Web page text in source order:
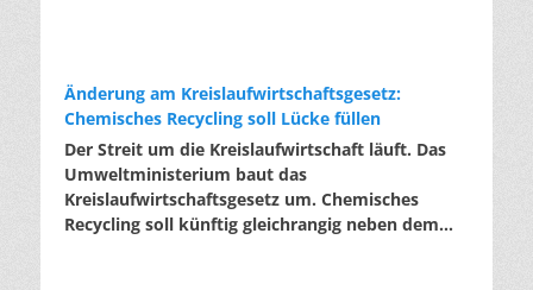
die Verfahren laufen heute deutlich schneller. Die
Halbjahresbilanz der Branche bestätigt dieses
Muster: So viele Windräder wie nie zuvor wurden
genehmigt, doch im ersten Halbjahr gingen
netto nur rund zwei Gigawatt ans Netz. Der
Bestand liegt damit bei etwa 70 Gigawatt. Das
gesetzliche Zwischenziel von 84 Gigawatt zum
Änderung am Kreislaufwirtschaftsgesetz:
Chemisches Recycling soll Lücke füllen
Der Streit um die Kreislaufwirtschaft läuft. Das
Umweltministerium baut das
Kreislaufwirtschaftsgesetz um. Chemisches
Recycling soll künftig gleichrangig neben dem